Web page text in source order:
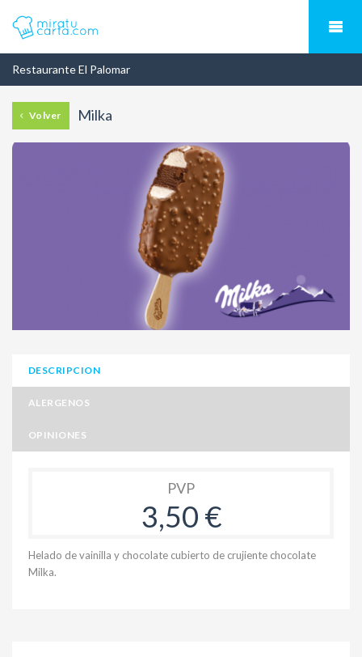
Restaurante El Palomar
Volver Milka
DESCRIPCION
ALERGENOS
OPINIONES
PVP
3,50 €
Helado de vainilla y chocolate cubierto de crujiente chocolate
Milka.